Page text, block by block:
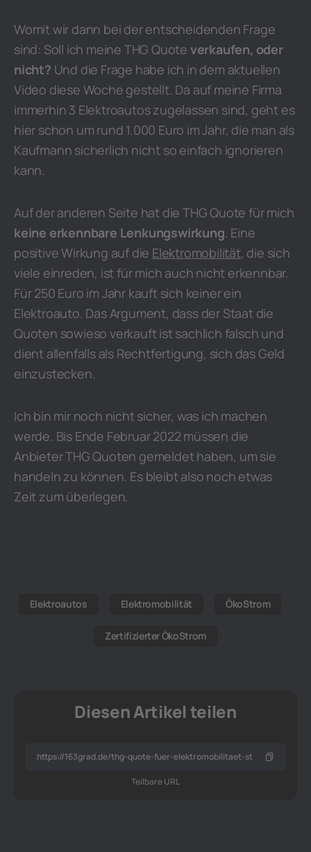
Womit wir dann bei der entscheidenden Frage
sind: Soll ich meine THG Quote verkaufen, oder
nicht? Und die Frage habe ich in dem aktuellen
Video diese Woche gestellt. Da auf meine Firma
immerhin 3 Elektroautos zugelassen sind, geht es
hier schon um rund 1.000 Euro im Jahr, die man als
Kaufmann sicherlich nicht so einfach ignorieren
kann.
Auf der anderen Seite hat die THG Quote für mich
keine erkennbare Lenkungswirkung. Eine
positive Wirkung auf die Elektromobilität, die sich
viele einreden, ist für mich auch nicht erkennbar.
Für 250 Euro im Jahr kauft sich keiner ein
Elektroauto. Das Argument, dass der Staat die
Quoten sowieso verkauft ist sachlich falsch und
dient allenfalls als Rechtfertigung, sich das Geld
einzustecken.
Ich bin mir noch nicht sicher, was ich machen
werde. Bis Ende Februar 2022 müssen die
Anbieter THG Quoten gemeldet haben, um sie
handeln zu können. Es bleibt also noch etwas
Zeit zum überlegen.
Elektroautos Elektromobilität ÖkoStrom
Zertifizierter ÖkoStrom
Diesen Artikel teilen
Teilbare URL